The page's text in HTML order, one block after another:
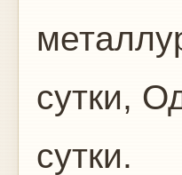
сутки,
сутки.